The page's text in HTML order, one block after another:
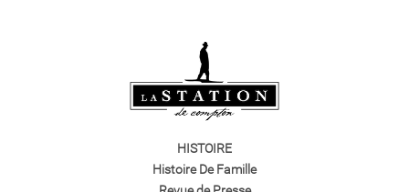
HISTOIRE
Histoire De Famille